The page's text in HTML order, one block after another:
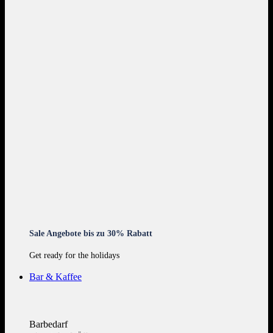
Sale Angebote bis zu 30% Rabatt
Get ready for the holidays
Bar & Kaffee
Barbedarf